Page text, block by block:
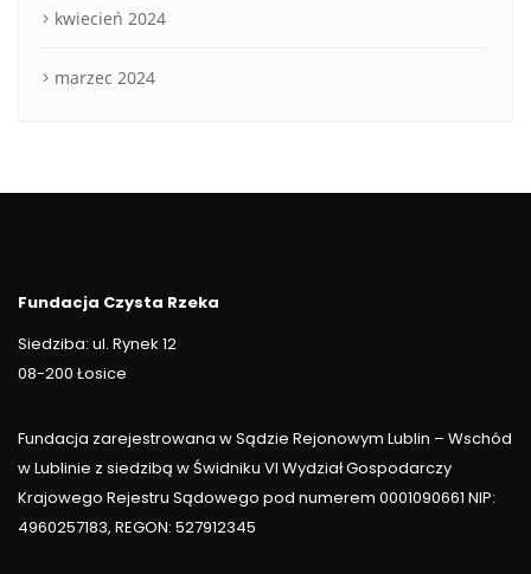
kwiecień 2024
marzec 2024
Fundacja Czysta Rzeka
Siedziba: ul. Rynek 12
08-200 Łosice
Fundacja zarejestrowana w Sądzie Rejonowym Lublin – Wschód
w Lublinie z siedzibą w Świdniku VI Wydział Gospodarczy
Krajowego Rejestru Sądowego pod numerem 0001090661 NIP:
4960257183, REGON: 527912345